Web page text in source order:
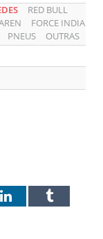
RED BULL
FORCE INDIA
PNEUS
OUTRAS
LinkedInTumblr